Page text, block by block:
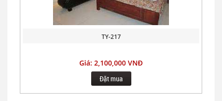
TY-217
Giá: 2,100,000 VNĐ
Đặt mua